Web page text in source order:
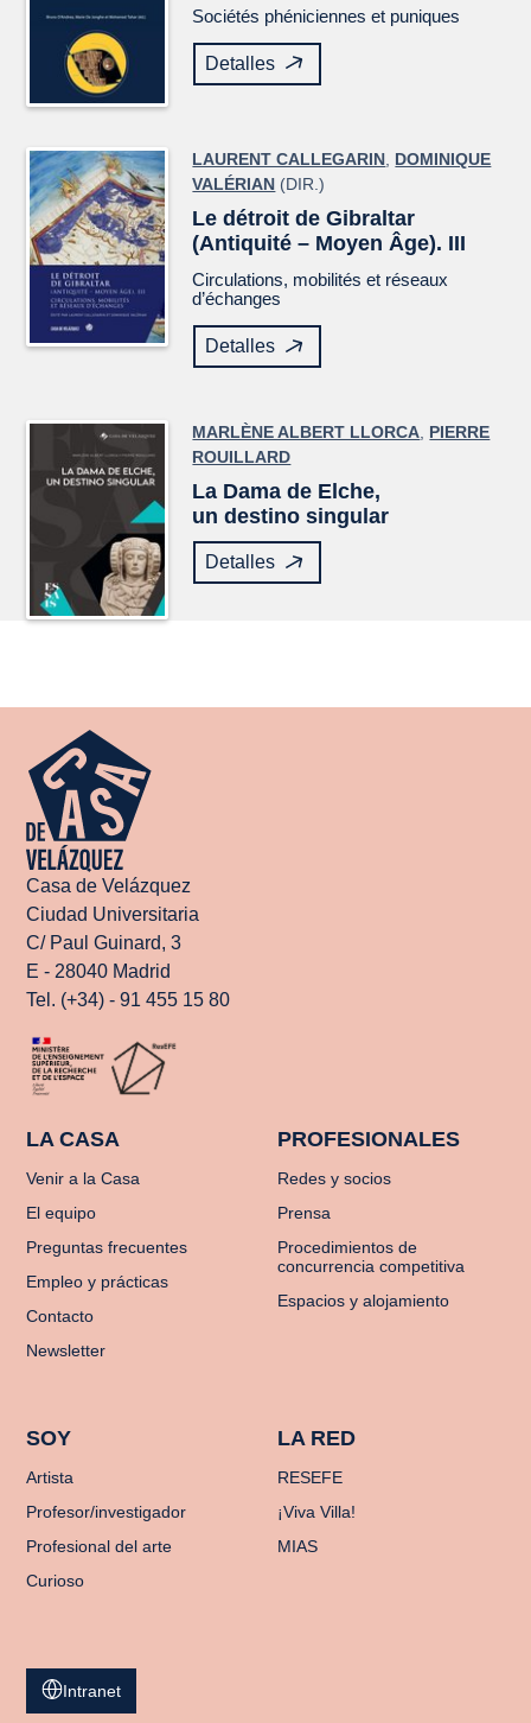
Sociétés phéniciennes et puniques
Detalles
LAURENT CALLEGARIN, DOMINIQUE
VALÉRIAN (DIR.)
Le détroit de Gibraltar
(Antiquité – Moyen Âge). III
Circulations, mobilités et réseaux
d’échanges
Detalles
MARLÈNE ALBERT LLORCA, PIERRE
ROUILLARD
La Dama de Elche,
un destino singular
Detalles
Casa de Velázquez
Ciudad Universitaria
C/ Paul Guinard, 3
E - 28040 Madrid
Tel. (+34) - 91 455 15 80
LA CASA
Venir a la Casa
El equipo
Preguntas frecuentes
Empleo y prácticas
Contacto
Newsletter
PROFESIONALES
Redes y socios
Prensa
Procedimientos de
concurrencia competitiva
Espacios y alojamiento
SOY
Artista
Profesor/investigador
Profesional del arte
Curioso
LA RED
RESEFE
¡Viva Villa!
MIAS
Intranet